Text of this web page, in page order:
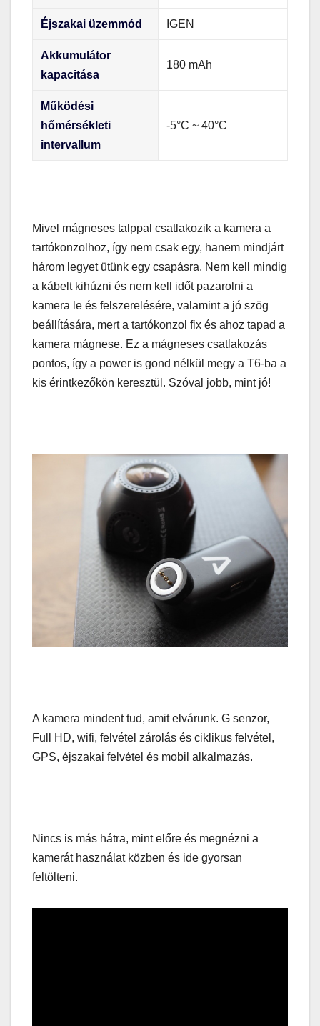
Éjszakai üzemmód IGEN
Akkumulátor
kapacitása
180 mAh
Működési
hőmérsékleti
intervallum
-5°C ~ 40°C
Mivel mágneses talppal csatlakozik a kamera a
tartókonzolhoz, így nem csak egy, hanem mindjárt
három legyet ütünk egy csapásra. Nem kell mindig
a kábelt kihúzni és nem kell időt pazarolni a
kamera le és felszerelésére, valamint a jó szög
beállítására, mert a tartókonzol fix és ahoz tapad a
kamera mágnese. Ez a mágneses csatlakozás
pontos, így a power is gond nélkül megy a T6-ba a
kis érintkezőkön keresztül. Szóval jobb, mint jó!
A kamera mindent tud, amit elvárunk. G senzor,
Full HD, wifi, felvétel zárolás és ciklikus felvétel,
GPS, éjszakai felvétel és mobil alkalmazás.
Nincs is más hátra, mint előre és megnézni a
kamerát használat közben és ide gyorsan
feltölteni.